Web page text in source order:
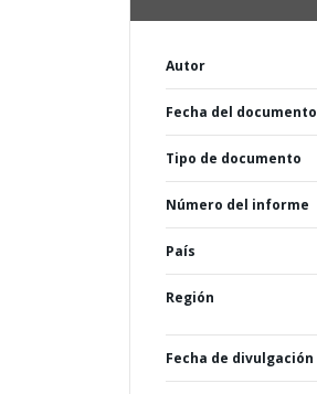
Autor
Fecha del documento
Tipo de documento
Número del informe
País
Región
Fecha de divulgación